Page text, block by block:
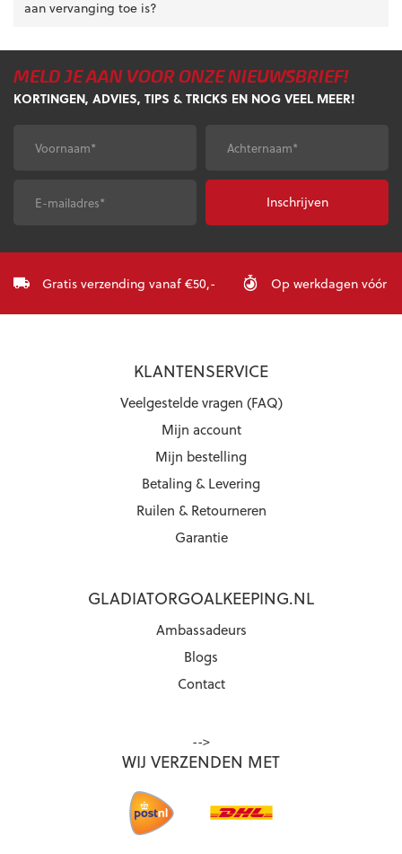
aan vervanging toe is?
MELD JE AAN VOOR ONZE NIEUWSBRIEF!
KORTINGEN, ADVIES, TIPS & TRICKS EN NOG VEEL MEER!
Voornaam* Achternaam*
Gratis verzending vanaf €50,- Op werkdagen vóór
KLANTENSERVICE
Veelgestelde vragen (FAQ)
Mijn account
Mijn bestelling
Betaling & Levering
Ruilen & Retourneren
Garantie
GLADIATORGOALKEEPING.NL
Ambassadeurs
Blogs
Contact
-->
WIJ VERZENDEN MET